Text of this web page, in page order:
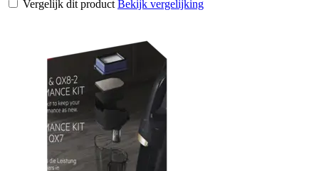
Vergelijk dit product Bekijk vergelijking